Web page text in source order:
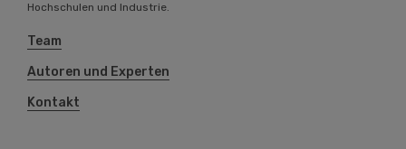
Hochschulen und Industrie.
Team
Autoren und Experten
Kontakt